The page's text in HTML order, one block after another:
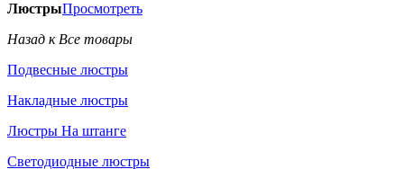
ЛюстрыПросмотреть
Назад к Все товары
Подвесные люстры
Накладные люстры
Люстры На штанге
Светодиодные люстры